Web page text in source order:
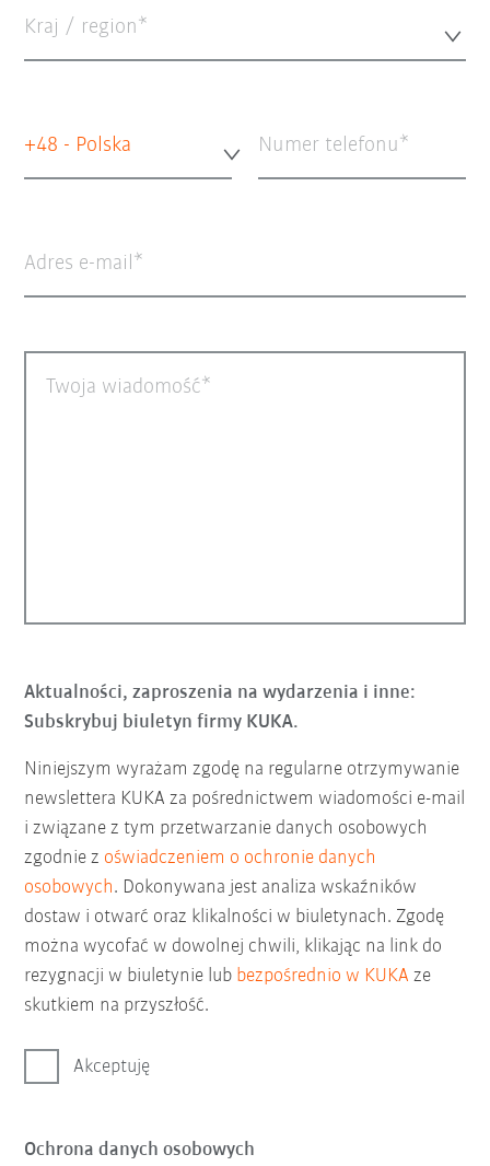
Kraj / region*
+48 - Polska Numer telefonu
Adres e-mail
Twoja wiadomość
Aktualności, zaproszenia na wydarzenia i inne:
Subskrybuj biuletyn firmy KUKA.
Niniejszym wyrażam zgodę na regularne otrzymywanie
newslettera KUKA za pośrednictwem wiadomości e-mail
i związane z tym przetwarzanie danych osobowych
zgodnie z oświadczeniem o ochronie danych
osobowych. Dokonywana jest analiza wskaźników
dostaw i otwarć oraz klikalności w biuletynach. Zgodę
można wycofać w dowolnej chwili, klikając na link do
rezygnacji w biuletynie lub bezpośrednio w KUKA ze
skutkiem na przyszłość.
Akceptuję
Ochrona danych osobowych